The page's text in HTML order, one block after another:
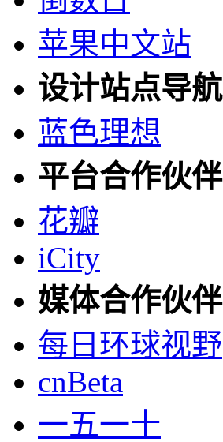
苹果中文站
设计站点导航
蓝色理想
平台合作伙伴
花瓣
iCity
媒体合作伙伴
每日环球视野
cnBeta
一五一十